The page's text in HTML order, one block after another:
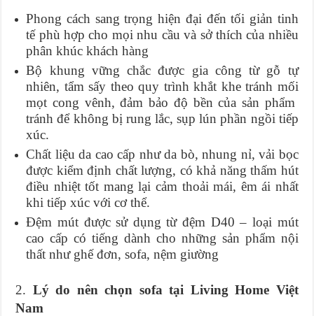
Phong cách sang trọng hiện đại đến tối giản tinh
tế phù hợp cho mọi nhu cầu và sở thích của nhiều
phân khúc khách hàng
Bộ khung vững chắc được gia công từ gỗ tự
nhiên, tẩm sấy theo quy trình khắt khe tránh mối
mọt cong vênh, đảm bảo độ bền của sản phẩm
tránh để không bị rung lắc, sụp lún phần ngồi tiếp
xúc.
Chất liệu da cao cấp như da bò, nhung nỉ, vải bọc
được kiểm định chất lượng, có khả năng thấm hút
điều nhiệt tốt mang lại cảm thoải mái, êm ái nhất
khi tiếp xúc với cơ thể.
Đệm mút được sử dụng từ đệm D40 – loại mút
cao cấp có tiếng dành cho những sản phẩm nội
thất như ghế đơn, sofa, nệm giường
2. Lý do nên chọn sofa tại Living Home Việt
Nam